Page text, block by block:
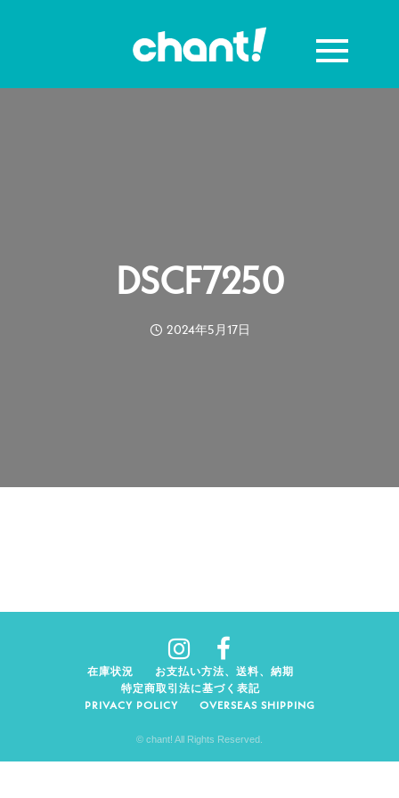
DSCF7250
2024年5月17日
在庫状況
お支払い方法、送料、納期
特定商取引法に基づく表記
PRIVACY POLICY
OVERSEAS SHIPPING
© chant! All Rights Reserved.